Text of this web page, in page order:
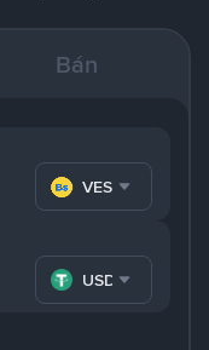
Bán
VES
USDT